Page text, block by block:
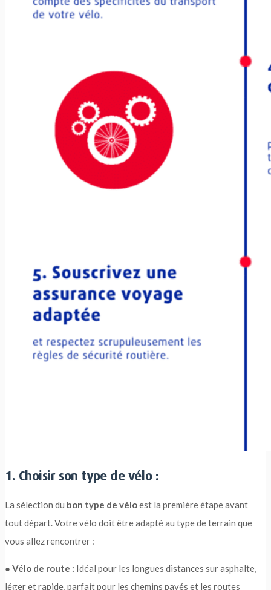
1. Choisir son type de vélo :
La sélection du bon type de véloest la première étape avant
tout départ. Votre vélo doit être adapté au type de terrain que
vous allez rencontrer :
● Vélo de route : Idéal pour les longues distances sur asphalte,
léger et rapide, parfait pour les chemins pavés et les routes